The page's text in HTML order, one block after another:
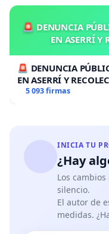
🚨 DENUNCIA
EN ASERRÍ Y
🚨 DENUNCIA
EN ASERRÍ Y
5 093 firmas
INICIA TU
¿Hay
Los
silencio.
El autor de
medidas.